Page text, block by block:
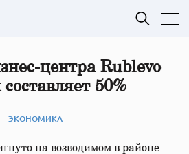
центра Rublevo
50%
ЭКОНОМИКА
на возводимом в районе